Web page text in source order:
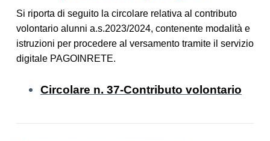
Si riporta di seguito la circolare relativa al contributo
volontario alunni a.s.2023/2024, contenente modalità e
istruzioni per procedere al versamento tramite il servizio
digitale PAGOINRETE.
Circolare n. 37-Contributo volontario